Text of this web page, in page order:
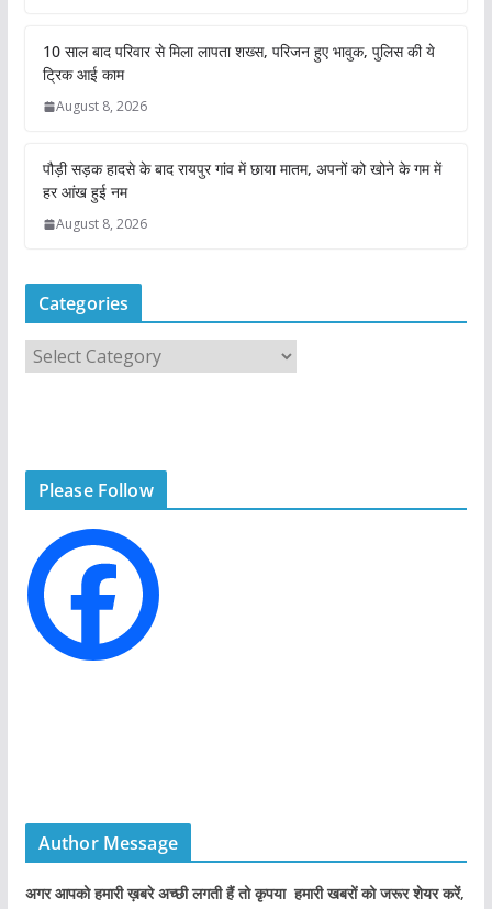
10 साल बाद परिवार से मिला लापता शख्स, परिजन हुए भावुक, पुलिस की ये
ट्रिक आई काम
August 8, 2026
पौड़ी सड़क हादसे के बाद रायपुर गांव में छाया मातम, अपनों को खोने के गम में
हर आंख हुई नम
August 8, 2026
Categories
a
r
e
s
Please Follow
Author Message
अगर आपको हमारी ख़बरे अच्छी लगती हैं तो कृपया हमारी खबरों को जरूर शेयर करें,